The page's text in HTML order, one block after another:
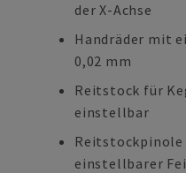
der X-Achse
Handräder mit
0,02 mm
Reitstock für
einstellbar
Reitstockpinole
einstellbarer